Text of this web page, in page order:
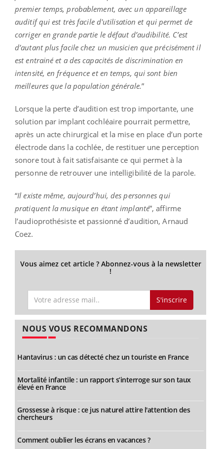
premier temps, probablement, avec un appareillage
auditif qui est très facile d'utilisation et qui permet de
corriger en grande partie le défaut d’audibilité. C’est
d’autant plus facile chez un musicien que précisément il
est entrainé et a des capacités de discrimination en
intensité, en fréquence et en temps, qui sont bien
meilleures que la population générale.”
Lorsque la perte d’audition est trop importante, une
solution par implant cochléaire pourrait permettre,
après un acte chirurgical et la mise en place d’un porte
électrode dans la cochlée, de restituer une perception
sonore tout à fait satisfaisante ce qui permet à la
personne de retrouver une intelligibilité de la parole.
“Il existe même, aujourd’hui, des personnes qui
pratiquent la musique en étant implanté”, affirme
l’audioprothésiste et passionné d’audition, Arnaud
Coez.
Vous aimez cet article ? Abonnez-vous à la newsletter
!
S'inscrire
NOUS VOUS RECOMMANDONS
Hantavirus : un cas détecté chez un touriste en France
Mortalité infantile : un rapport s’interroge sur son taux
élevé en France
Grossesse à risque : ce jus naturel attire l'attention des
chercheurs
Comment oublier les écrans en vacances ?